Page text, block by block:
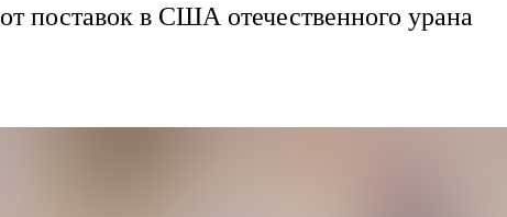
от поставок в США отечественного урана